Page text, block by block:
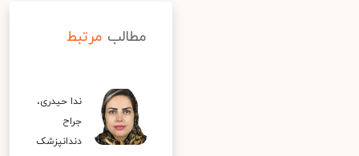
مطالب مرتبط
ندا حیدری،
جراح
دندانپزشک